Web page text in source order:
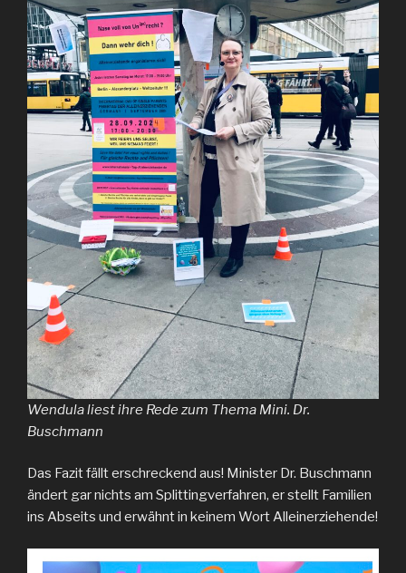
Wendula liest ihre Rede zum Thema Mini. Dr.
Buschmann
Das Fazit fällt erschreckend aus! Minister Dr. Buschmann
ändert gar nichts am Splittingverfahren, er stellt Familien
ins Abseits und erwähnt in keinem Wort Alleinerziehende!